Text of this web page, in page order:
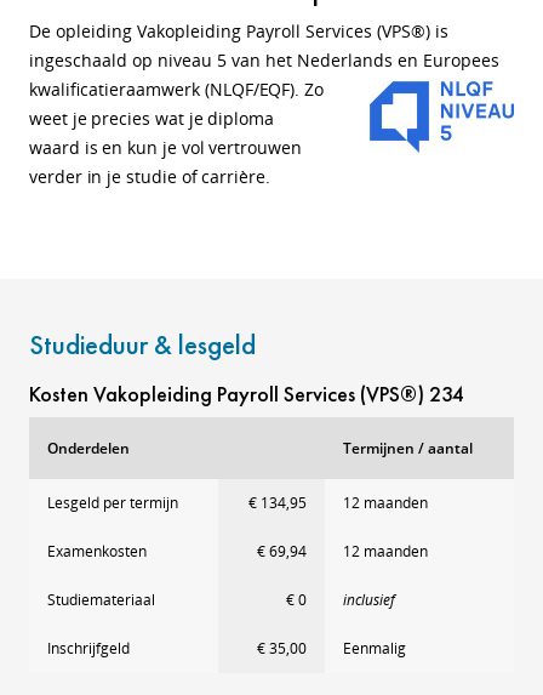
De opleiding Vakopleiding Payroll Services (VPS®) is
ingeschaald op niveau 5 van het Nederlands en Europees
kwalificatieraamwerk (NLQF/EQF).Zo
weet je precies wat je diploma
waard is en kun je vol vertrouwen
verder in je studie of carrière.
Studieduur & lesgeld
Kosten Vakopleiding Payroll Services (VPS®) 234
Onderdelen Termijnen / aantal
Lesgeld per termijn € 134,95 12 maanden
Examenkosten € 69,94 12 maanden
Studiemateriaal € 0 inclusief
Inschrijfgeld € 35,00 Eenmalig